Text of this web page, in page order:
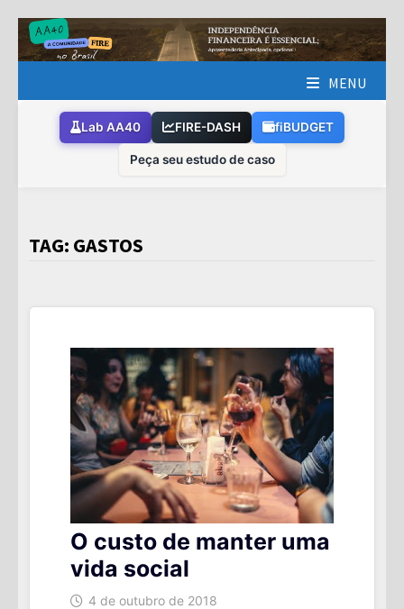
Skip
to
MENU
Lab AA40 FIRE-DASH fiBUDGET
Peça seu estudo de caso
TAG: GASTOS
O custo de manter uma
vida social
4 de outubro de 2018